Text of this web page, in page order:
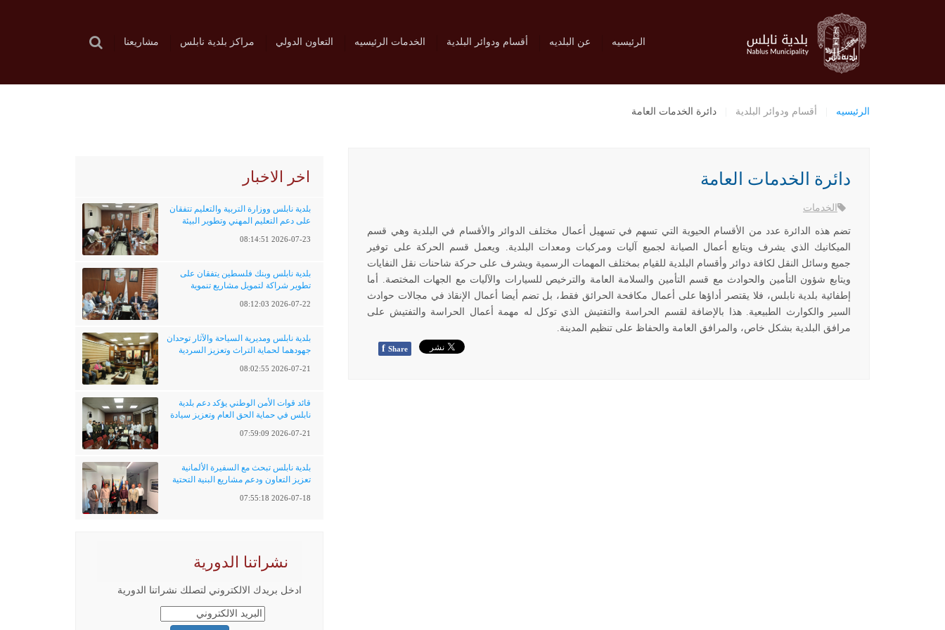
الرئيسيه عن البلديه أقسام ودوائر البلدية الخدمات الرئيسيه التعاون الدولي مراكز بلدية نابلس مشاريعنا
الرئيسيه أقسام ودوائر البلدية دائرة الخدمات العامة
اخر الاخبار
بلدية نابلس ووزارة التربية والتعليم تتفقان
على دعم التعليم المهني وتطوير البيئة
2026-07-23 08:14:51
بلدية نابلس وبنك فلسطين يتفقان على
تطوير شراكة لتمويل مشاريع تنموية
2026-07-22 08:12:03
بلدية نابلس ومديرية السياحة والآثار توحدان
جهودهما لحماية التراث وتعزيز السردية
2026-07-21 08:02:55
قائد قوات الأمن الوطني يؤكد دعم بلدية
نابلس في حماية الحق العام وتعزيز سيادة
2026-07-21 07:59:09
بلدية نابلس تبحث مع السفيرة الألمانية
تعزيز التعاون ودعم مشاريع البنية التحتية
2026-07-18 07:55:18
نشراتنا الدورية
ادخل بريدك الالكتروني لتصلك نشراتنا الدورية
دائرة الخدمات العامة
الخدمات
تضم هذه الدائرة عدد من الأقسام الحيوية التي تسهم في تسهيل أعمال مختلف الدوائر والأقسام في البلدية وهي قسم
الميكانيك الذي يشرف ويتابع أعمال الصيانة لجميع آليات ومركبات ومعدات البلدية. ويعمل قسم الحركة على توفير
جميع وسائل النقل لكافة دوائر وأقسام البلدية للقيام بمختلف المهمات الرسمية ويشرف على حركة شاحنات نقل
النفايات
ويتابع شؤون التأمين والحوادث مع قسم التأمين والسلامة العامة والترخيص للسيارات والآليات مع الجهات
المختصة. أما
إطفائية بلدية نابلس، فلا يقتصر أداؤها على أعمال مكافحة الحرائق فقط، بل تضم أيضا أعمال الإنقاذ في مجالات حوادث
السير والكوارث الطبيعية. هذا بالإضافة لقسم الحراسة والتفتيش الذي توكل له مهمة أعمال الحراسة والتفتيش على
مرافق البلدية بشكل خاص، والمرافق العامة والحفاظ على تنظيم المدينة.
f Share